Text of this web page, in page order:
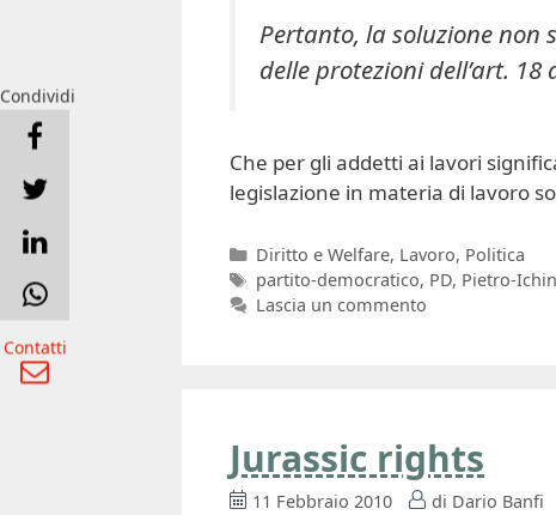
Pertanto, la soluzione non
delle protezioni dell’art.
Che per gli addetti ai lavori
legislazione in materia di lavoro
Categorie
Diritto e Welfare, Lavoro, Politica
Tag
partito-democratico, PD, Pietro-
Lascia un commento
Jurassic rights
11 Febbraio 2010 di Dario Banfi
Condividi
Contatti